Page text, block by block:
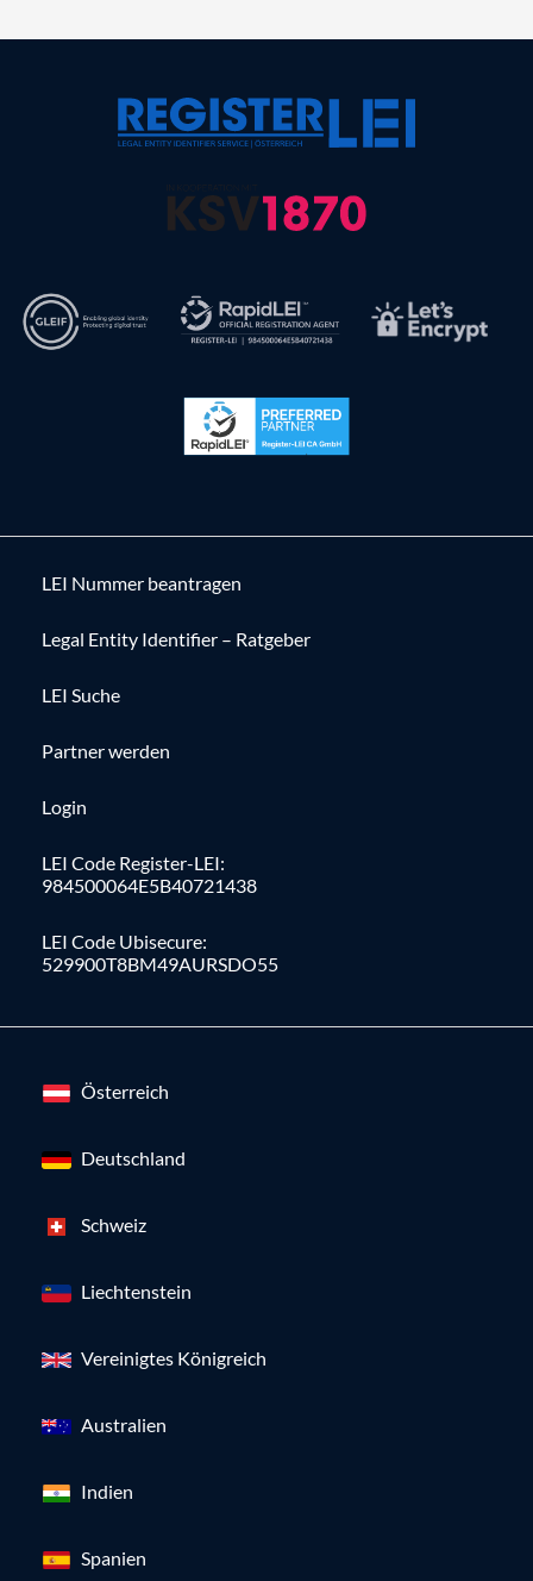
LEI Nummer beantragen
Legal Entity Identifier – Ratgeber
LEI Suche
Partner werden
Login
LEI Code Register-LEI:
984500064E5B40721438
LEI Code Ubisecure:
529900T8BM49AURSDO55
Österreich
Deutschland
Schweiz
Liechtenstein
Vereinigtes Königreich
Australien
Indien
Spanien